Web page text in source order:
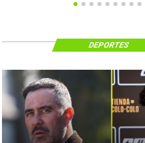
DEPORTES